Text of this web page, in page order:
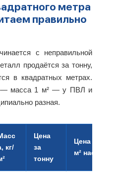
метра
правильно
с неправильной
продаётся за тонну,
в квадратных метрах.
— масса 1 м² — у ПВЛ и
разная.
кг/
Цена
за
тонну
Цена за 1
м² настила